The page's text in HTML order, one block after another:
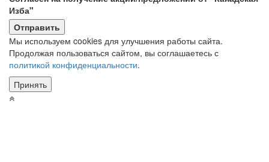
Изба"
Мы используем cookies для улучшения работы сайта.
Продолжая пользоваться сайтом, вы соглашаетесь с
политикой конфиденциальности.
Принять